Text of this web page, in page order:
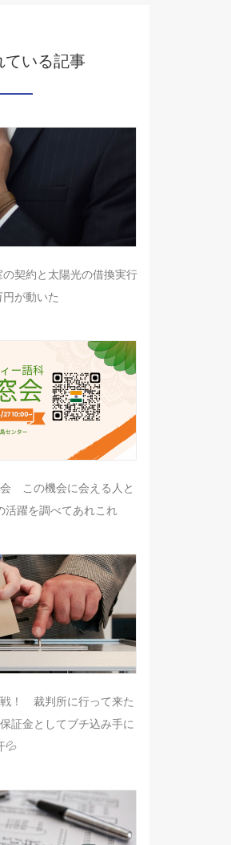
ている記事
契約と太陽光の借換実行
が動いた
この機会に会える人と
躍を調べてあれこれ
！ 裁判所に行って来た
証金としてブチ込み手に
💦